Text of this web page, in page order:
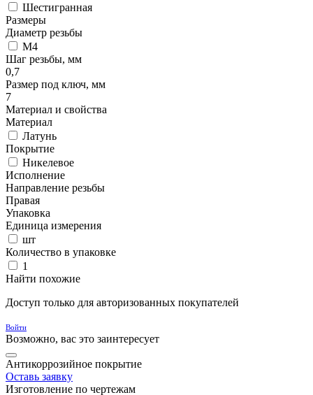
Шестигранная
Размеры
Диаметр резьбы
М4
Шаг резьбы, мм
0,7
Размер под ключ, мм
7
Материал и свойства
Материал
Латунь
Покрытие
Никелевое
Исполнение
Направление резьбы
Правая
Упаковка
Единица измерения
шт
Количество в упаковке
1
Найти похожие
Доступ только для авторизованных покупателей
Войти
Возможно, вас это заинтересует
Антикоррозийное покрытие
Оставь заявку
Изготовление по чертежам